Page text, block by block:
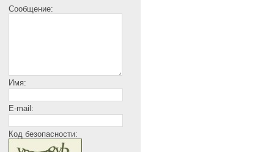
Сообщение:
Имя:
E-mail:
Код безопасности: